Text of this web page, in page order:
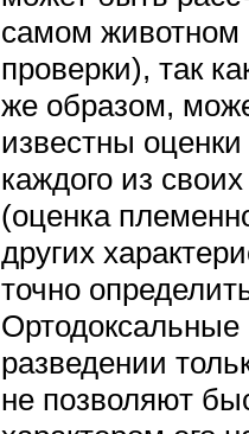
самом животном
проверки), так
же образом,
известны оценки
каждого из
(оценка
других
точно
разведении
не позволяют